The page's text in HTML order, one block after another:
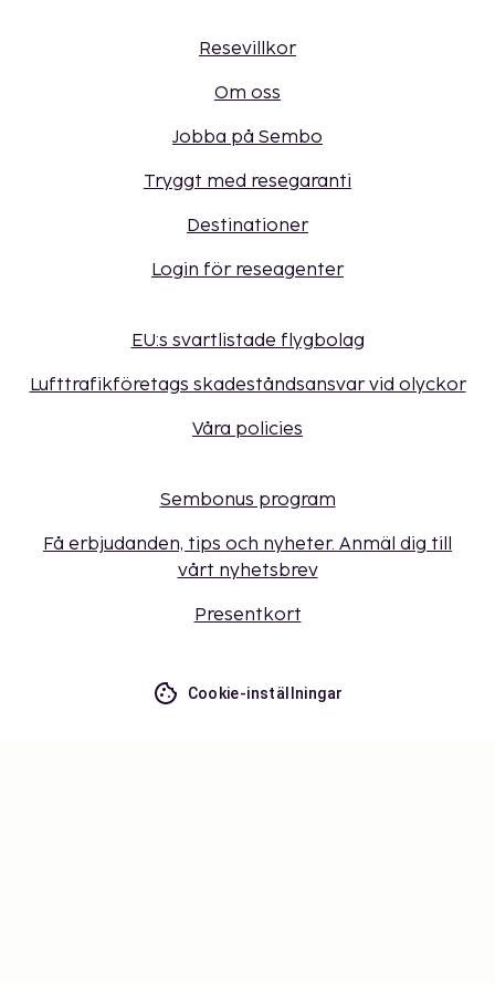
Resevillkor
Om oss
Jobba på Sembo
Tryggt med resegaranti
Destinationer
Login för reseagenter
EU:s svartlistade flygbolag
Lufttrafikföretags skadeståndsansvar vid olyckor
Våra policies
Sembonus program
Få erbjudanden, tips och nyheter. Anmäl dig till
vårt nyhetsbrev
Presentkort
Cookie-inställningar